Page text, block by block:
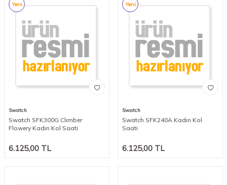
Yeni
Swatch
Swatch SFK300G Clımber
Flowery Kadın Kol Saati
6.125,00 TL
Yeni
Swatch
Swatch SFK240A Kadın Kol
Saati
6.125,00 TL